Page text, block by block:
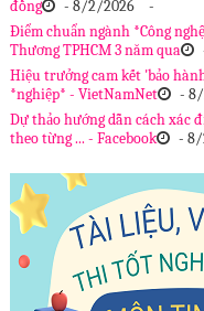
đồng
- 8/2/2026
-
Điểm chuẩn ngành *Công
Thương TPHCM 3 năm qua
Hiệu trưởng cam kết 'bảo
*nghiệp* - VietNamNet
-
Dự thảo hướng dẫn cách xác
theo từng ... - Facebook
-